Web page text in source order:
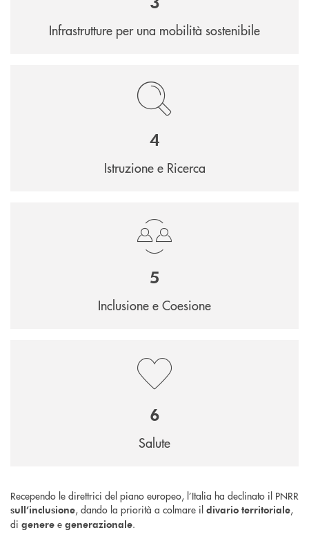
Infrastrutture per una mobilità sostenibile
4
Istruzione e Ricerca
5
Inclusione e Coesione
6
Salute
Recependo le direttrici del piano europeo, l’Italia ha declinato il PNRR
sull’inclusione, dando la priorità a colmare il divario territoriale,
di genere e generazionale.